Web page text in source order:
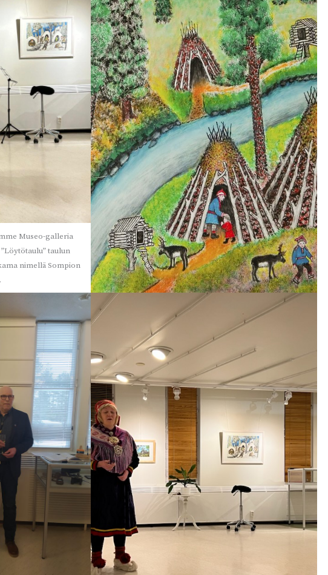
Museo-galleria
taulun
nimellä Sompion